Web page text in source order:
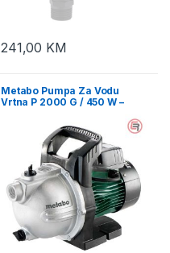
241,00 KM
Metabo Pumpa Za Vodu
Vrtna P 2000 G / 450 W –